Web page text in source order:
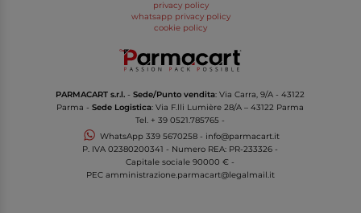
privacy policy
whatsapp privacy policy
cookie policy
PARMACART s.r.l. -Sede/Punto vendita: Via Carra, 9/A - 43122
Parma -Sede Logistica: Via F.lli Lumière 28/A – 43122 Parma
Tel. + 39 0521.785765 -
WhatsApp 339 5670258- info@parmacart.it
P. IVA02380200341 - Numero REA: PR-233326 -
Capitale sociale 90000 € -
PEC amministrazione.parmacart@legalmail.it